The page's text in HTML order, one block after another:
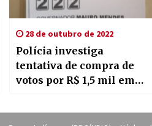
28 de outubro de 2022
Polícia investiga
tentativa de compra de
votos por R$ 1,5 mil em
vídeo